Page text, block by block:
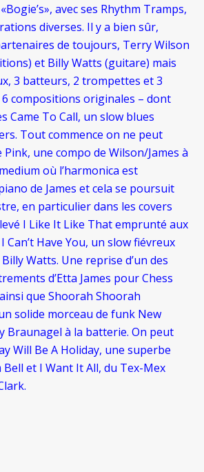
avec ses Rhythm Tramps,
diverses. Il y a bien sûr,
de toujours, Terry Wilson
et Billy Watts (guitare) mais
3 batteurs, 2 trompettes et 3
6 compositions originales – dont
Came To Call, un slow blues
Tout commence on ne peut
Pink, une compo de Wilson/James à
où l’harmonica est
de James et cela se poursuit
en particulier dans les covers
I Like It Like That emprunté aux
Can’t Have You, un slow fiévreux
Watts. Une reprise d’un des
d’Etta James pour Chess
que Shoorah Shoorah
solide morceau de funk New
Braunagel à la batterie. On peut
Will Be A Holiday, une superbe
Bell et I Want It All, du Tex-Mex